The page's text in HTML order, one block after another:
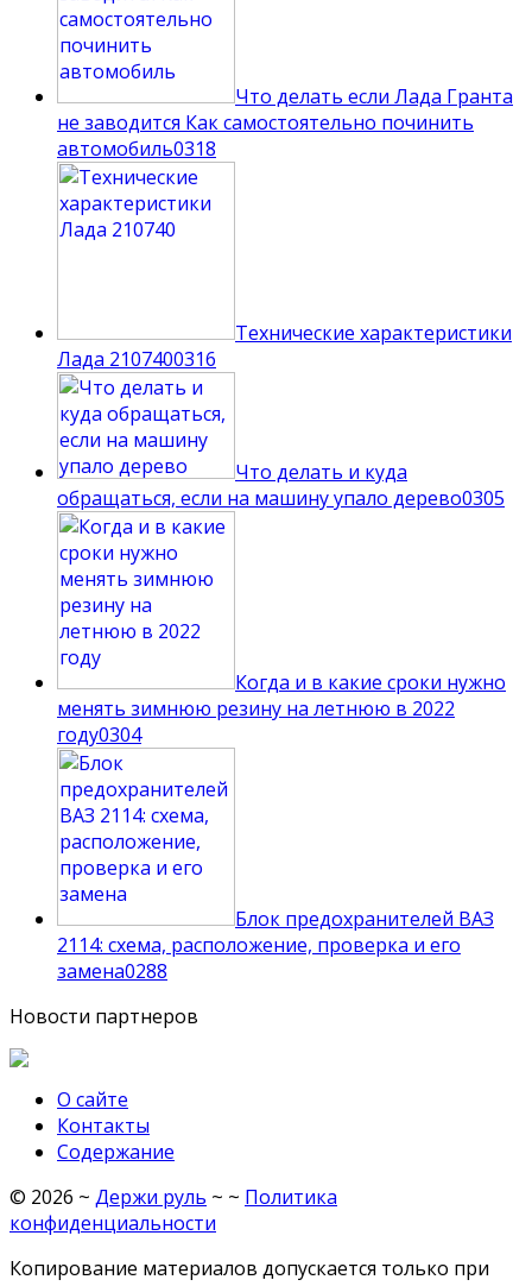
Что делать если Лада Гранта
не заводится Как самостоятельно починить
автомобиль0318
Технические характеристики
Лада 2107400316
Что делать и куда
обращаться, если на машину упало дерево0305
Когда и в какие сроки нужно
менять зимнюю резину на летнюю в 2022
году0304
Блок предохранителей ВАЗ
2114: схема, расположение, проверка и его
замена0288
Новости партнеров
О сайте
Контакты
Содержание
© 2026 ~ Держи руль ~ ~ Политика
конфиденциальности
Копирование материалов допускается только при